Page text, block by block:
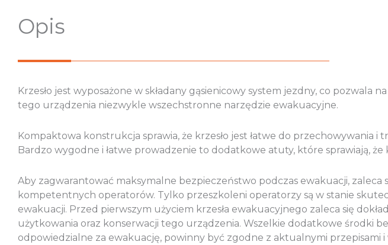
Opis
Krzesło jest wyposażone w składany gąsienicowy system jezdny, co pozwala
tego urządzenia niezwykle wszechstronne narzędzie ewakuacyjne.
Kompaktowa konstrukcja sprawia, że krzesło jest łatwe do przechowywania
Bardzo wygodne i łatwe prowadzenie to dodatkowe atuty, które sprawiają,
Aby zagwarantować maksymalne bezpieczeństwo podczas ewakuacji,
kompetentnych operatorów. Tylko przeszkoleni operatorzy są w stanie
ewakuacji. Przed pierwszym użyciem krzesła ewakuacyjnego zaleca się
użytkowania oraz konserwacji tego urządzenia. Wszelkie dodatkowe środki
odpowiedzialne za ewakuację, powinny być zgodne z aktualnymi przepisami